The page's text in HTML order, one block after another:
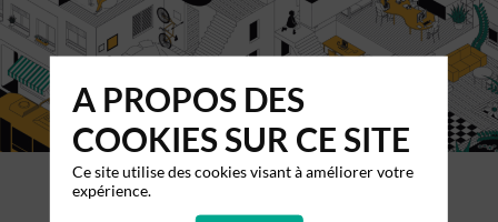
A PROPOS DES
COOKIES SUR CE SITE
Ce site utilise des cookies visant à améliorer votre
expérience.